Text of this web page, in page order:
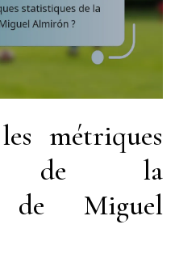
métriques
de la
de Miguel